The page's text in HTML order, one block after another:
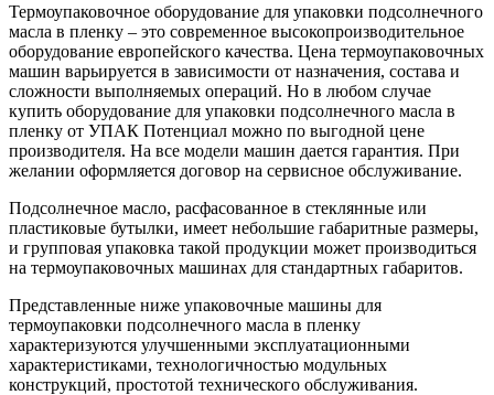
Термоупаковочное оборудование для упаковки подсолнечного
масла в пленку – это современное высокопроизводительное
оборудование европейского качества. Цена термоупаковочных
машин варьируется в зависимости от назначения, состава и
сложности выполняемых операций. Но в любом случае
купить оборудование для упаковки подсолнечного масла в
пленку от УПАК Потенциал можно по выгодной цене
производителя. На все модели машин дается гарантия. При
желании оформляется договор на сервисное обслуживание.
Подсолнечное масло, расфасованное в стеклянные или
пластиковые бутылки, имеет небольшие габаритные размеры,
и групповая упаковка такой продукции может производиться
на термоупаковочных машинах для стандартных габаритов.
Представленные ниже упаковочные машины для
термоупаковки подсолнечного масла в пленку
характеризуются улучшенными эксплуатационными
характеристиками, технологичностью модульных
конструкций, простотой технического обслуживания.